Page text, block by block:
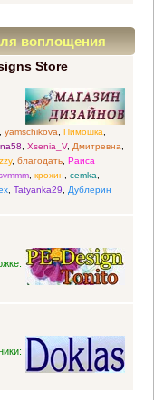
воплощения
Store
yamschikova, Пимошка,
, Xsenia_V, Дмитревна,
, благодать, Раиса
, крохин, cemka,
, Tatyanka29, Дублерин